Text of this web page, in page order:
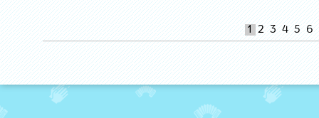
1 2 3 4 5 6